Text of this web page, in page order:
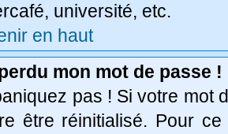
université, etc.
en haut
mon mot de passe !
pas ! Si votre mot
être réinitialisé. Pour